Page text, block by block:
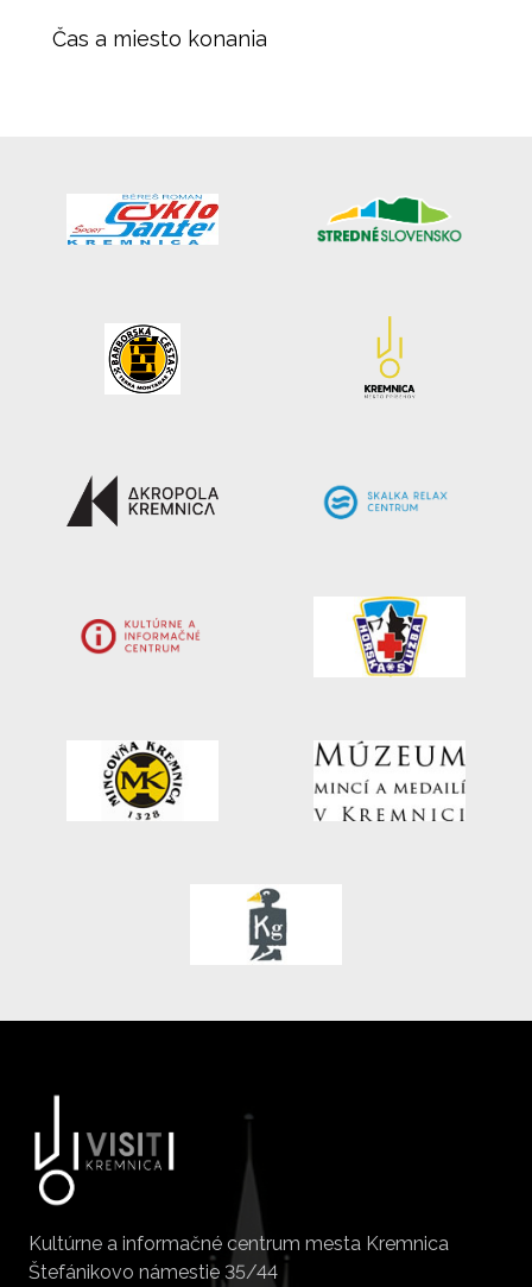
Čas a miesto konania
Kultúrne a informačné centrum mesta Kremnica
Štefánikovo námestie 35/44